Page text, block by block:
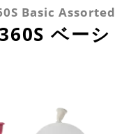
Basic Assorted
ベーシ